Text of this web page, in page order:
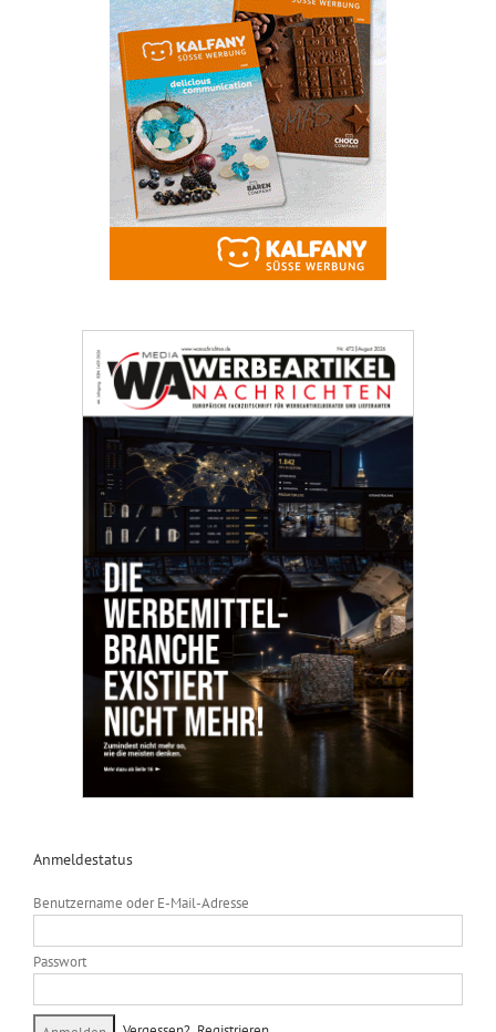
Anmeldestatus
Benutzername oder E-Mail-Adresse
Passwort